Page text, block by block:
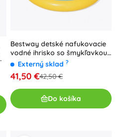
Bestway detské nafukovacie
vodné ihrisko so šmykľavkou
237 × 201 × 104 cm
Externý sklad ?
41,50 €42,50 €
Do košíka